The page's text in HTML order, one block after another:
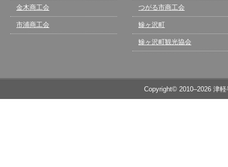
金木商工会
市浦商工会
つがる市商工会
鰺ヶ沢町
鰺ヶ沢町観光協会
Copyright© 2010–2026 津